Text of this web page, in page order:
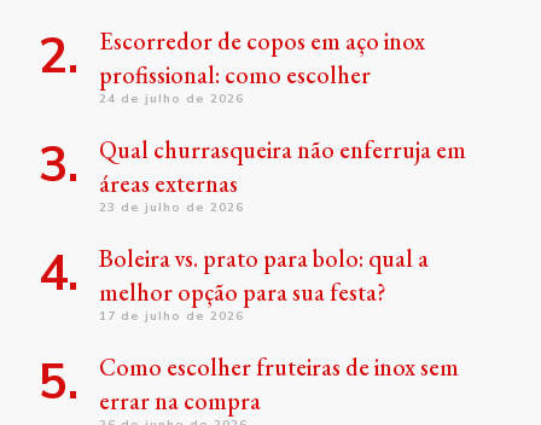
Escorredor de copos em aço inox
profissional: como escolher
24 de julho de 2026
Qual churrasqueira não enferruja em
áreas externas
23 de julho de 2026
Boleira vs. prato para bolo: qual a
melhor opção para sua festa?
17 de julho de 2026
Como escolher fruteiras de inox sem
errar na compra